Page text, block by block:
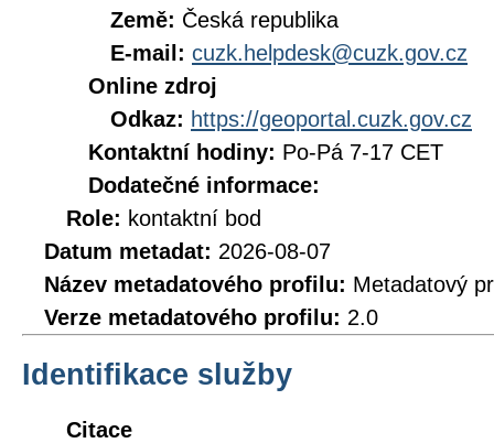
Země: Česká republika
E-mail: cuzk.helpdesk@cuzk.gov.cz
Online zdroj
Odkaz: https://geoportal.cuzk.gov.cz
Kontaktní hodiny: Po-Pá 7-17 CET
Dodatečné informace:
Role: kontaktní bod
Datum metadat: 2026-08-07
Název metadatového profilu: Metadatový
Verze metadatového profilu: 2.0
Identifikace služby
Citace